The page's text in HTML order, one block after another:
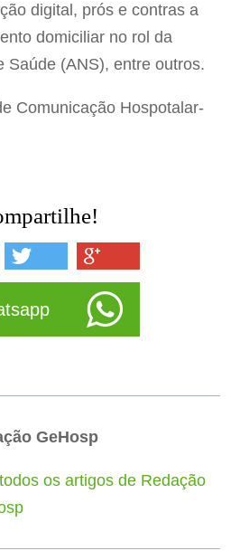
digital, prós e contras a
domiciliar no rol da
Saúde (ANS), entre outros.
Comunicação Hospotalar-
GeHosp
os artigos de Redação